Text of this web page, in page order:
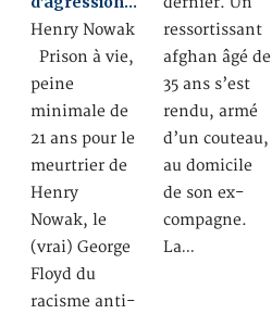
Henry Nowak
Prison à vie,
peine
minimale de
21 ans pour le
meurtrier de
Henry
Nowak, le
(vrai) George
Floyd du
racisme anti-
ressortissant
afghan âgé de
35 ans s’est
rendu, armé
d’un couteau,
au domicile
de son ex-
compagne.
La…